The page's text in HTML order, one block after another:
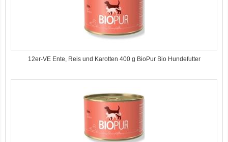
12er-VE Ente, Reis und Karotten 400 g BioPur Bio Hundefutter
Bio Hundefutter Rind mit Reis, Apfel, Zucchini 400g Dog's Love